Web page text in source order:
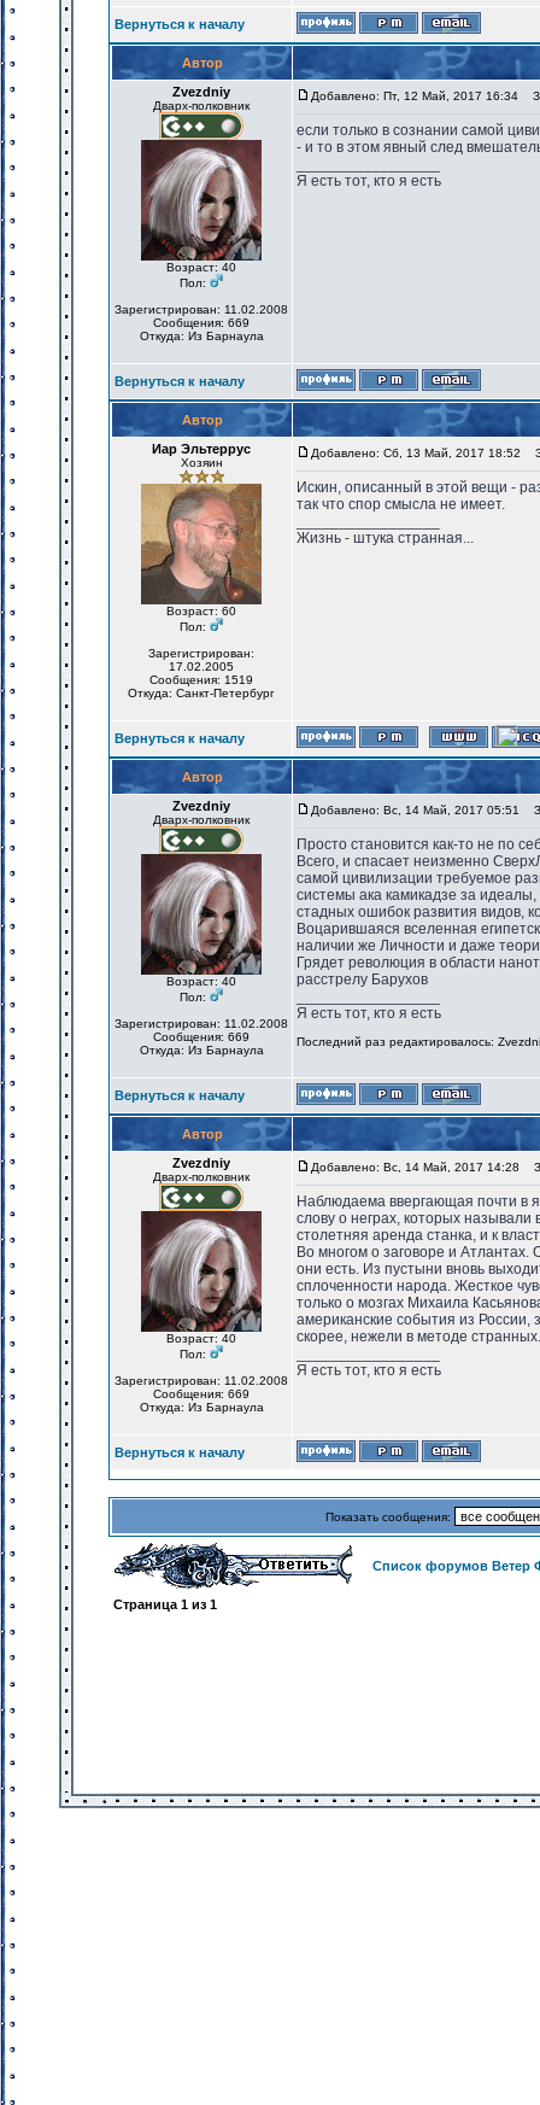
Вернуться к началу
Автор
Zvezdniy
Дварх-полковник
Возраст: 40
Пол:
Зарегистрирован: 11.02.2008
Сообщения: 669
Откуда: Из Барнаула
Добавлено: Пт, 12 Май, 2017 16:34
если только в сознании самой
- и то в этом явный след
Я есть тот, кто я есть
Вернуться к началу
Автор
Иар Эльтеррус
Хозяин
Возраст: 60
Пол:
Зарегистрирован:
17.02.2005
Сообщения: 1519
Откуда: Санкт-Петербург
Добавлено: Сб, 13 Май, 2017 18:52
Искин, описанный в этой вещи -
так что спор смысла не имеет.
Жизнь - штука странная...
Вернуться к началу
Автор
Zvezdniy
Дварх-полковник
Возраст: 40
Пол:
Зарегистрирован: 11.02.2008
Сообщения: 669
Откуда: Из Барнаула
Добавлено: Вс, 14 Май, 2017 05:51
Просто становится как-то не по
Всего, и спасает неизменно
самой цивилизации требуемое
системы ака камикадзе за
стадных ошибок развития видов,
Воцарившаяся вселенная
наличии же Личности и даже
Грядет революция в области
расстрелу Барухов
Я есть тот, кто я есть
Последний раз редактировалось:
Вернуться к началу
Автор
Zvezdniy
Дварх-полковник
Возраст: 40
Пол:
Зарегистрирован: 11.02.2008
Сообщения: 669
Откуда: Из Барнаула
Добавлено: Вс, 14 Май, 2017 14:28
Наблюдаема ввергающая почти в
слову о неграх, которых
столетняя аренда станка, и к
Во многом о заговоре и Атлантах.
они есть. Из пустыни вновь
сплоченности народа. Жесткое
только о мозгах Михаила
американские события из России,
скорее, нежели в методе
Я есть тот, кто я есть
Вернуться к началу
Показать сообщения:
Список форумов Ветер
Страница 1 из 1